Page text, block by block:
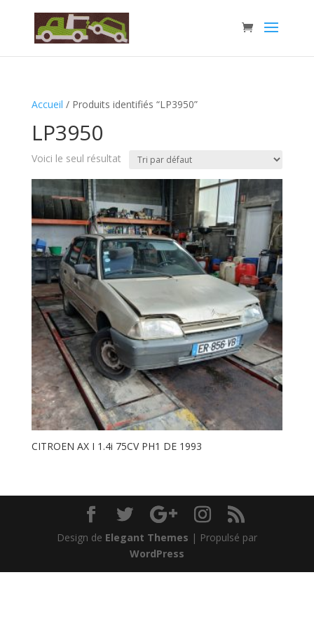
Accueil / Produits identifiés “LP3950”
LP3950
Voici le seul résultat
CITROEN AX I 1.4i 75CV PH1 DE 1993
Design de Elegant Themes | Propulsé par
WordPress